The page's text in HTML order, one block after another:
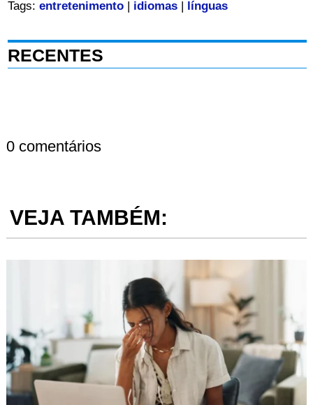
Tags: entretenimento| idiomas| línguas
RECENTES
0 comentários
VEJA TAMBÉM: